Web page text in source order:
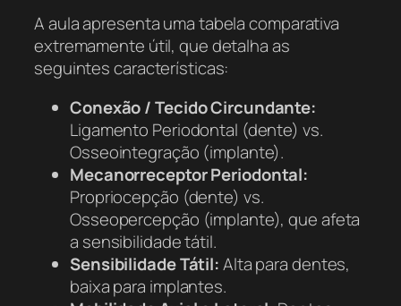
A aula apresenta uma tabela comparativa
extremamente útil, que detalha as
seguintes características:
Conexão / Tecido Circundante:
Ligamento Periodontal (dente) vs.
Osseointegração (implante).
Mecanorreceptor Periodontal:
Propriocepção (dente) vs.
Osseopercepção (implante), que afeta
a sensibilidade tátil.
Sensibilidade Tátil:Alta para dentes,
baixa para implantes.